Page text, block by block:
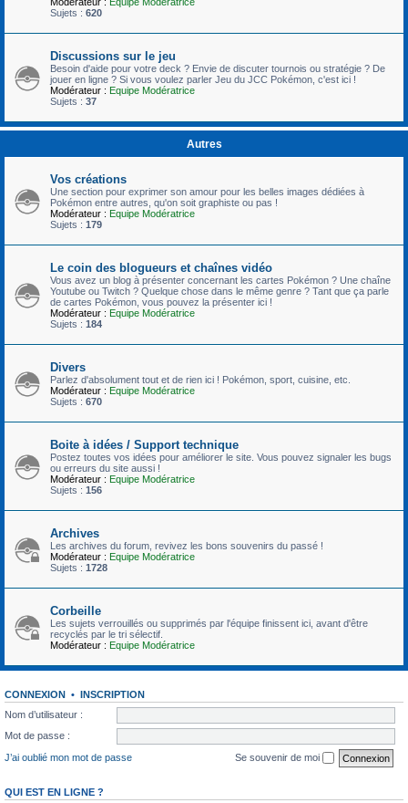
Sujets : 620
Discussions sur le jeu
Besoin d'aide pour votre deck ? Envie de discuter tournois ou stratégie ? De
jouer en ligne ? Si vous voulez parler Jeu du JCC Pokémon, c'est ici !
Modérateur : Equipe Modératrice
Sujets : 37
Autres
Vos créations
Une section pour exprimer son amour pour les belles images dédiées à
Pokémon entre autres, qu'on soit graphiste ou pas !
Modérateur : Equipe Modératrice
Sujets : 179
Le coin des blogueurs et chaînes vidéo
Vous avez un blog à présenter concernant les cartes Pokémon ? Une chaîne
Youtube ou Twitch ? Quelque chose dans le même genre ? Tant que ça parle
de cartes Pokémon, vous pouvez la présenter ici !
Modérateur : Equipe Modératrice
Sujets : 184
Divers
Parlez d'absolument tout et de rien ici ! Pokémon, sport, cuisine, etc.
Modérateur : Equipe Modératrice
Sujets : 670
Boite à idées / Support technique
Postez toutes vos idées pour améliorer le site. Vous pouvez signaler les bugs
ou erreurs du site aussi !
Modérateur : Equipe Modératrice
Sujets : 156
Archives
Les archives du forum, revivez les bons souvenirs du passé !
Modérateur : Equipe Modératrice
Sujets : 1728
Corbeille
Les sujets verrouillés ou supprimés par l'équipe finissent ici, avant d'être
recyclés par le tri sélectif.
Modérateur : Equipe Modératrice
CONNEXION • INSCRIPTION
Nom d’utilisateur :
Mot de passe :
J’ai oublié mon mot de passe
Se souvenir de moi
QUI EST EN LIGNE ?